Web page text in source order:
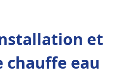
et
chauffe eau